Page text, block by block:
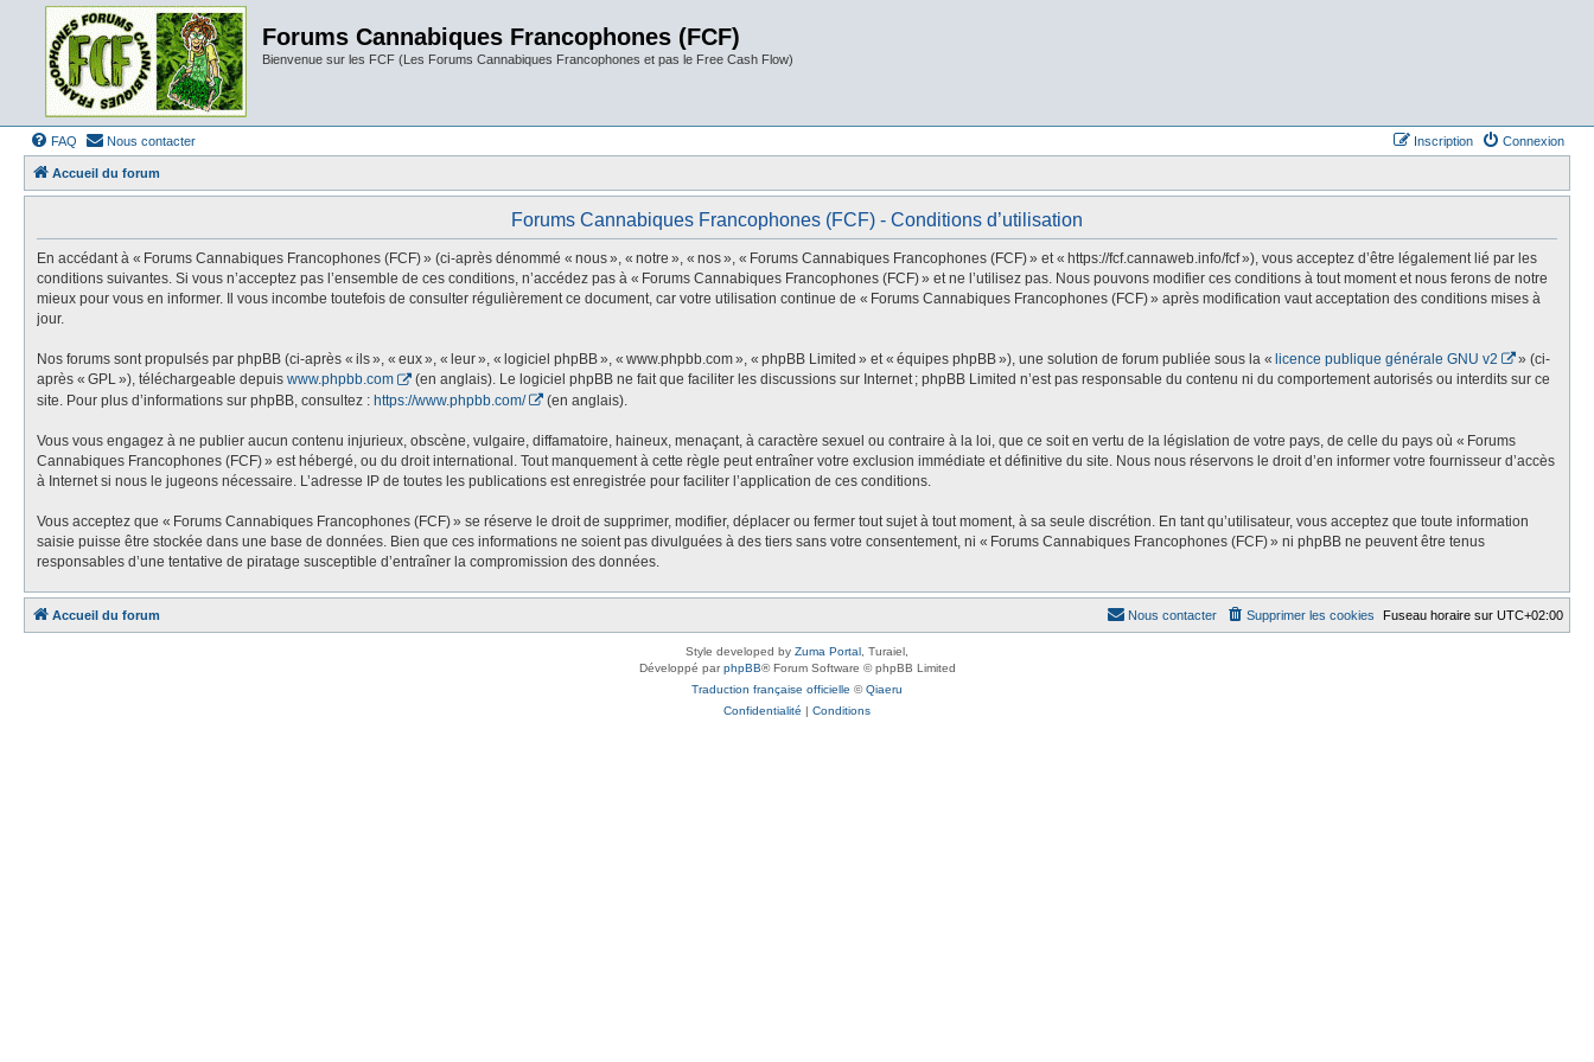
Forums Cannabiques Francophones (FCF)
Bienvenue sur les FCF (Les Forums Cannabiques Francophones et pas le Free Cash Flow)
FAQ Nous contacter Connexion
Inscription
Accueil du forum
Forums Cannabiques Francophones (FCF) - Conditions d’utilisation
En accédant à « Forums Cannabiques Francophones (FCF) » (ci-après dénommé « nous », « notre », « nos », « Forums Cannabiques Francophones (FCF) » et « https://fcf.cannaweb.info/fcf »), vous acceptez d’être légalement lié par les
conditions suivantes. Si vous n’acceptez pas l’ensemble de ces conditions, n’accédez pas à « Forums Cannabiques Francophones (FCF) » et ne l’utilisez pas. Nous pouvons modifier ces conditions à tout moment et nous ferons de notre
mieux pour vous en informer. Il vous incombe toutefois de consulter régulièrement ce document, car votre utilisation continue de « Forums Cannabiques Francophones (FCF) » après modification vaut acceptation des conditions mises à
jour.
Nos forums sont propulsés par phpBB (ci-après « ils », « eux », « leur », « logiciel phpBB », « www.phpbb.com », « phpBB Limited » et « équipes phpBB »), une solution de forum publiée sous la « licence publique générale GNU v2
» (ci-
après « GPL »), téléchargeable depuis www.phpbb.com
(en anglais). Le logiciel phpBB ne fait que faciliter les discussions sur Internet ; phpBB Limited n’est pas responsable du contenu ni du comportement autorisés ou interdits sur ce
site. Pour plus d’informations sur phpBB, consultez : https://www.phpbb.com/ (en anglais).
Vous vous engagez à ne publier aucun contenu injurieux, obscène, vulgaire, diffamatoire, haineux, menaçant, à caractère sexuel ou contraire à la loi, que ce soit en vertu de la législation de votre pays, de celle du pays où « Forums
Cannabiques Francophones (FCF) » est hébergé, ou du droit international. Tout manquement à cette règle peut entraîner votre exclusion immédiate et définitive du site. Nous nous réservons le droit d’en informer votre fournisseur d’accès
à Internet si nous le jugeons nécessaire. L’adresse IP de toutes les publications est enregistrée pour faciliter l’application de ces conditions.
Vous acceptez que « Forums Cannabiques Francophones (FCF) » se réserve le droit de supprimer, modifier, déplacer ou fermer tout sujet à tout moment, à sa seule discrétion. En tant qu’utilisateur, vous acceptez que toute information
saisie puisse être stockée dans une base de données. Bien que ces informations ne soient pas divulguées à des tiers sans votre consentement, ni « Forums Cannabiques Francophones (FCF) » ni phpBB ne peuvent être tenus
responsables d’une tentative de piratage susceptible d’entraîner la compromission des données.
Accueil du forum Fuseau horaire sur UTC+02:00
Supprimer les cookies
Nous contacter
Style developed by Zuma Portal , Turaiel,
Développé parphpBB® Forum Software © phpBB Limited
Traduction française officielle ©Qiaeru
Confidentialité | Conditions